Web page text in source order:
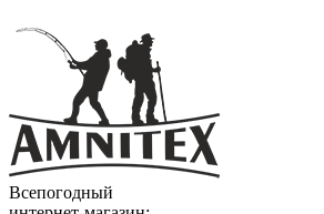
Всепогодный